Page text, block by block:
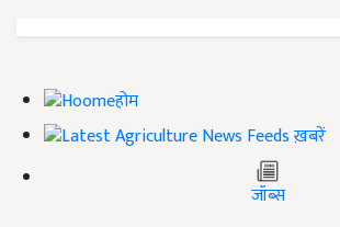
होम
ख़बरें
जॉब्स